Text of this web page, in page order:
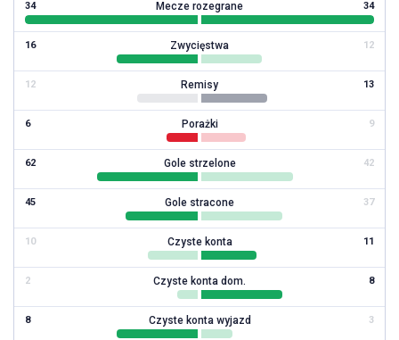
34 Mecze rozegrane 34
16 Zwycięstwa 12
12 Remisy 13
6 Porażki 9
62 Gole strzelone 42
45 Gole stracone 37
10 Czyste konta 11
2 Czyste konta dom. 8
8 Czyste konta wyjazd 3